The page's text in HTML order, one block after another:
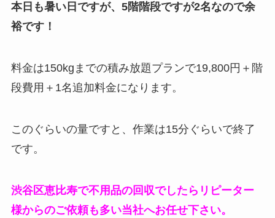
本日も暑い日ですが、5階階段ですが2名なので余
裕です！
料金は150kgまでの積み放題プランで19,800円＋階
段費用＋1名追加料金になります。
このぐらいの量ですと、作業は15分ぐらいで終了
です。
渋谷区恵比寿で不用品の回収でしたらリピーター
様からのご依頼も多い当社へお任せ下さい。